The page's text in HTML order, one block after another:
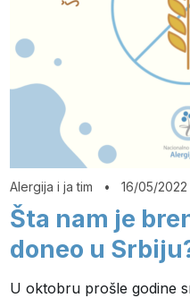
Alergija i ja tim •16/05/2022
Šta nam je
doneo u
U oktobru prošle godine